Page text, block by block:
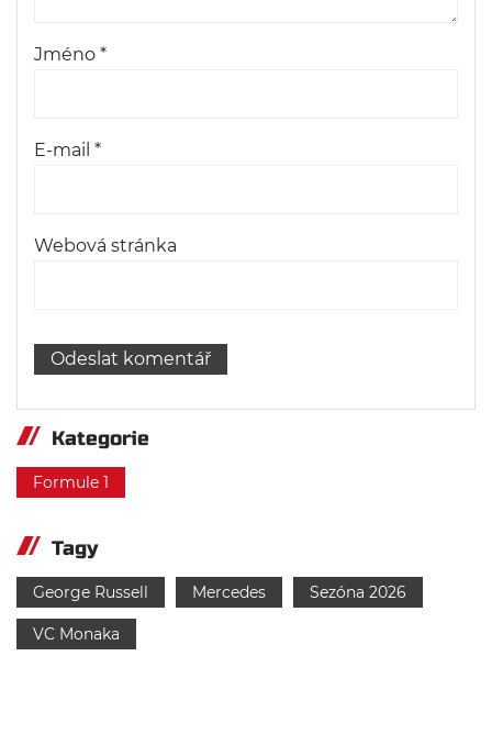
Jméno *
E-mail *
Webová stránka
Kategorie
Formule 1
Tagy
George Russell Mercedes Sezóna 2026
VC Monaka